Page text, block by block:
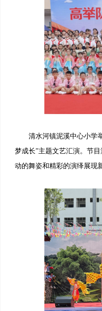
清水河镇泥溪中心小学
梦成长”主题文艺汇演。节
动的舞姿和精彩的演绎展现